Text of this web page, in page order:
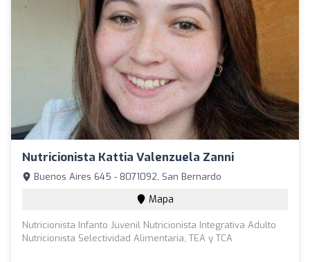
Nutricionista Kattia Valenzuela Zanni
Buenos Aires 645 - 8071092, San Bernardo
Mapa
Nutricionista Infanto Juvenil Nutricionista Integrativa Adulto
Nutricionista Selectividad Alimentaria, TEA y TCA